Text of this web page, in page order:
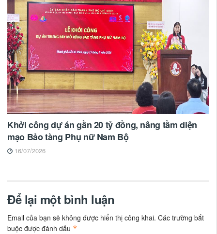
Khởi công dự án gần 20 tỷ đồng, nâng tầm diện
mạo Bảo tàng Phụ nữ Nam Bộ
16/07/2026
Để lại một bình luận
Email của bạn sẽ không được hiển thị công khai. Các trường bắt
buộc được đánh dấu *